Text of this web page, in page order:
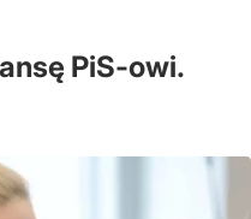
PiS-owi.